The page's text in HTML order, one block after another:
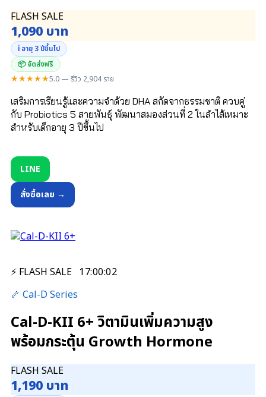
FLASH SALE
1,090 บาท
ℹ️ อายุ 3 ปีขึ้นไป
📦 จัดส่งฟรี
★★★★★5.0 — รีวิว 2,904 ราย
เสริมการเรียนรู้และความจำด้วย DHA สกัดจากธรรมชาติ ควบคู่
กับ Probiotics 5 สายพันธุ์ พัฒนาสมองส่วนที่ 2 ในลำไส้เหมาะ
สำหรับเด็กอายุ 3 ปีขึ้นไป
LINE
สั่งซื้อเลย →
⚡ FLASH SALE 17:00:01
🦴 Cal-D Series
Cal-D-KII 6+ วิตามินเพิ่มความสูง
พร้อมกระตุ้น Growth Hormone
FLASH SALE
1,190 บาท